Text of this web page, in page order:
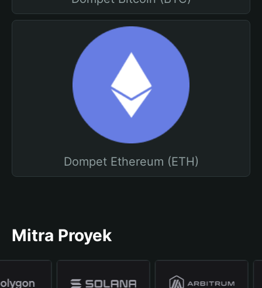
Dompet Ethereum (ETH)
Mitra Proyek